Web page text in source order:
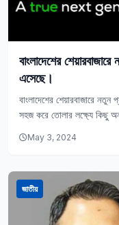
বাংলাদেশের
এসেছে।
বাংলাদেশের শেয়ারবাজারে নতুন
সহজ করে তোলার লক্ষ্যে কিছু
May 3, 2024
জাতীয়